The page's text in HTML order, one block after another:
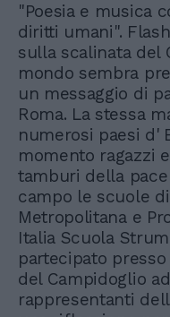
"Poesia e musica
diritti umani".
sulla scalinata del
mondo sembra
un messaggio di
Roma. La stessa
numerosi paesi d'
momento ragazzi
tamburi della
campo le scuole
Metropolitana e
Italia Scuola
partecipato
del Campidoglio
rappresentanti